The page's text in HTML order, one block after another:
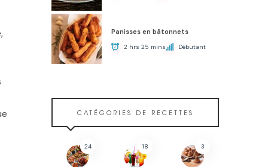
Panisses en bâtonnets
2 hrs 25 mins Débutant
CATÉGORIES DE RECETTES
24 18 3